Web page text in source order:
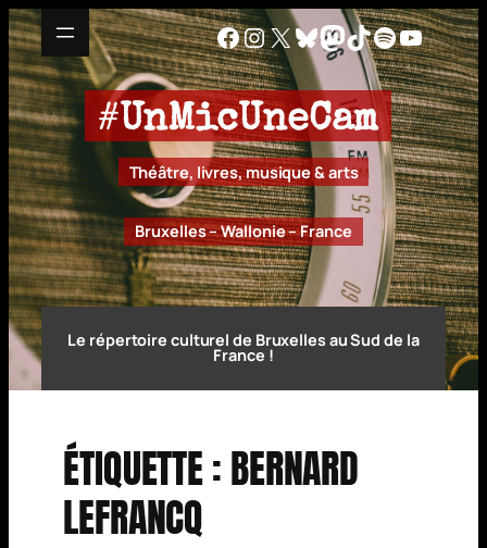
Aller
au
contenu
Facebook
Instagram
X Bluesky
Mastodon
TikTok
Spotify
#UnMicUneCam
Théâtre, livres, musique & arts
Bruxelles – Wallonie – France
Le répertoire culturel de Bruxelles au Sud de la
France !
ÉTIQUETTE :BERNARD
LEFRANCQ